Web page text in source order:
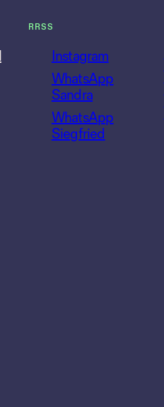
RRSS
Instagram
WhatsApp
Sandra
WhatsApp
Siegfried